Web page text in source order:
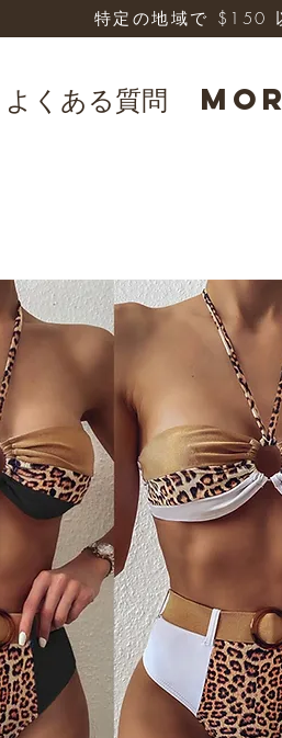
よくある質問
特定の地域で $150